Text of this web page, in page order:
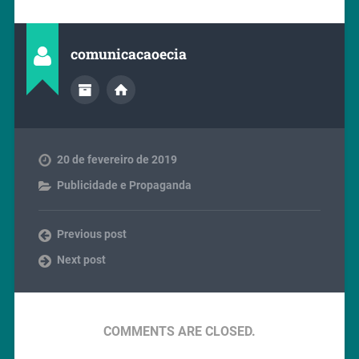
comunicacaoecia
20 de fevereiro de 2019
Publicidade e Propaganda
Previous post
Next post
COMMENTS ARE CLOSED.